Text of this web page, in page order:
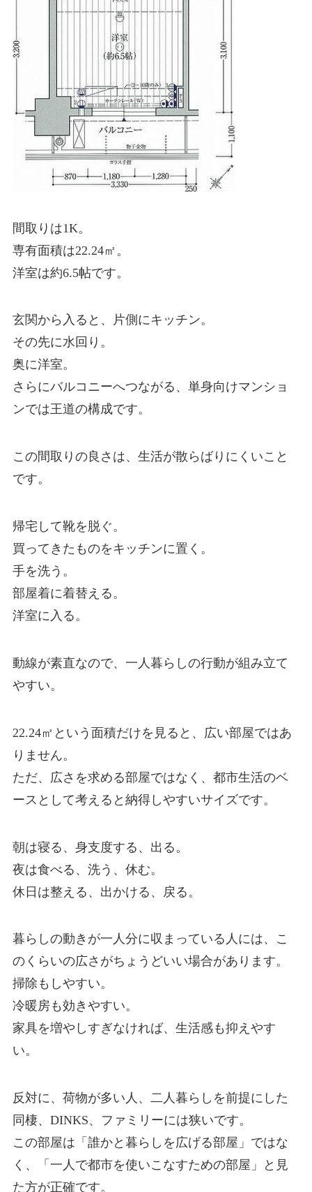
間取りは1K。
専有面積は22.24㎡。
洋室は約6.5帖です。
玄関から入ると、片側にキッチン。
その先に水回り。
奥に洋室。
さらにバルコニーへつながる、単身向けマンショ
ンでは王道の構成です。
この間取りの良さは、生活が散らばりにくいこと
です。
帰宅して靴を脱ぐ。
買ってきたものをキッチンに置く。
手を洗う。
部屋着に着替える。
洋室に入る。
動線が素直なので、一人暮らしの行動が組み立て
やすい。
22.24㎡という面積だけを見ると、広い部屋ではあ
りません。
ただ、広さを求める部屋ではなく、都市生活のベ
ースとして考えると納得しやすいサイズです。
朝は寝る、身支度する、出る。
夜は食べる、洗う、休む。
休日は整える、出かける、戻る。
暮らしの動きが一人分に収まっている人には、こ
のくらいの広さがちょうどいい場合があります。
掃除もしやすい。
冷暖房も効きやすい。
家具を増やしすぎなければ、生活感も抑えやす
い。
反対に、荷物が多い人、二人暮らしを前提にした
同棲、DINKS、ファミリーには狭いです。
この部屋は「誰かと暮らしを広げる部屋」ではな
く、「一人で都市を使いこなすための部屋」と見
た方が正確です。